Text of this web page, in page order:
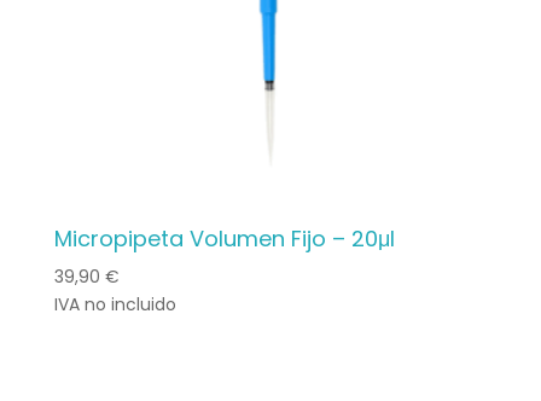
Micropipeta Volumen Fijo – 20μl
39,90 €
IVA no incluido